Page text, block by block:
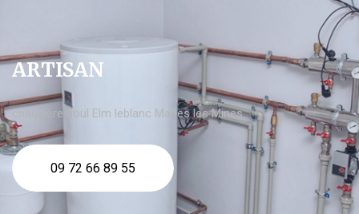
ARTISAN
chaudière fioul Elm leblanc Marles les Mines
09 72 66 89 55